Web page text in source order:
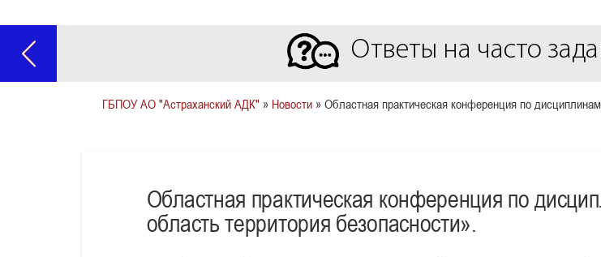
Ответы на часто
ГБПОУ АО "Астраханский АДК" » Новости» Областная практическая конференция по
Областная практическая конференция по
область территория безопасности».